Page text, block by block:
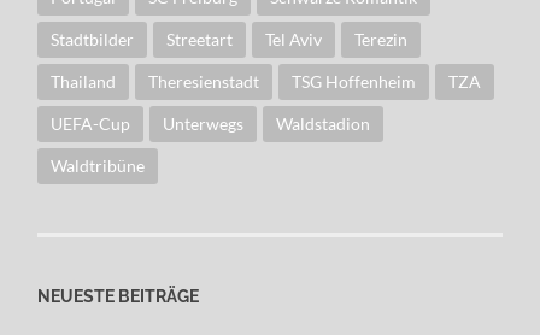
Stadtbilder Streetart Tel Aviv Terezin
Thailand Theresienstadt TSG Hoffenheim TZA
UEFA-Cup Unterwegs Waldstadion
Waldtribüne
NEUESTE BEITRÄGE